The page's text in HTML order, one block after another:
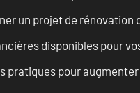
un projet de
disponibles pour
pratiques pour